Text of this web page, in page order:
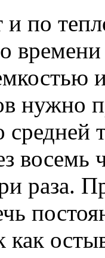
по
нужно
восемь
раза.